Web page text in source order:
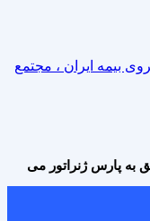
بیمه ایران ، مجتمع
پارس ژنراتور می